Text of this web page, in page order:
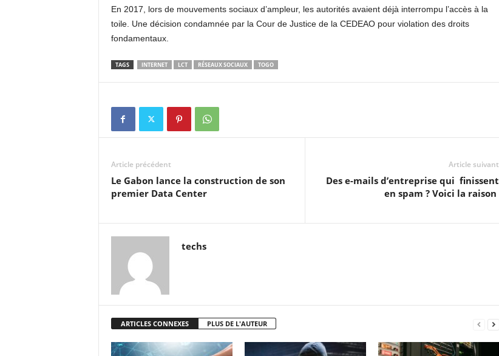
En 2017, lors de mouvements sociaux d’ampleur, les autorités avaient déjà interrompu l’accès à la
toile. Une décision condamnée par la Cour de Justice de la CEDEAO pour violation des droits
fondamentaux.
TAGS INTERNET LCT RÉSEAUX SOCIAUX TOGO
Article précédent
Le Gabon lance la construction de son
premier Data Center
Article suivant
Des e-mails d’entreprise qui finissent
en spam ? Voici la raison
techs
ARTICLES CONNEXES PLUS DE L'AUTEUR